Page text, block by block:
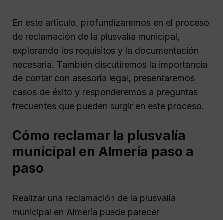
En este artículo, profundizaremos en el proceso
de reclamación de la plusvalía municipal,
explorando los requisitos y la documentación
necesaria. También discutiremos la importancia
de contar con asesoría legal, presentaremos
casos de éxito y responderemos a preguntas
frecuentes que pueden surgir en este proceso.
Cómo reclamar la plusvalía
municipal en Almería paso a
paso
Realizar una reclamación de la plusvalía
municipal en Almería puede parecer